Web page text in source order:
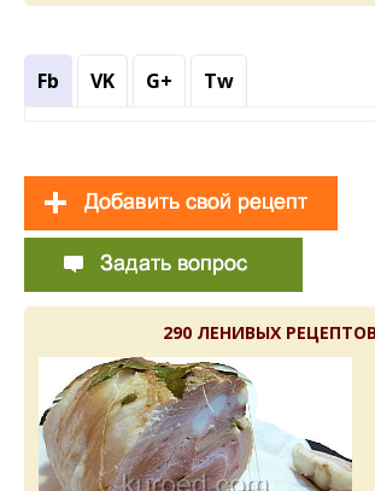
Fb VK G+ Tw
290 ЛЕНИВЫХ РЕЦЕПТОВ